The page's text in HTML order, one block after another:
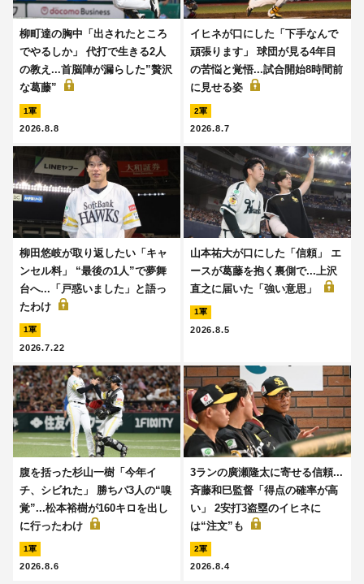
柳町達の胸中「出されたところ
でやるしか」 代打で生きる2人
の教え...首脳陣が漏らした”贅沢
な葛藤”
1軍
2026.8.8
イヒネが口にした「下手なんで
頑張ります」 球団が見る4年目
の苦悩と覚悟...試合開始8時間前
に見せる姿
2軍
2026.8.7
柳田悠岐が取り返したい「キャ
ンセル料」 “最後の1人”で夢舞
台へ...「戸惑いました」と語っ
たわけ
1軍
2026.7.22
山本祐大が口にした「信頼」 エ
ースが葛藤を抱く裏側で...上沢
直之に届いた「強い意思」
1軍
2026.8.5
腹を括った杉山一樹「今年イ
チ、シビれた」 勝ちパ3人の“嗅
覚”...松本裕樹が160キロを出し
に行ったわけ
1軍
2026.8.6
3ランの廣瀬隆太に寄せる信頼...
斉藤和巳監督「得点の確率が高
い」 2安打3盗塁のイヒネに
は“注文”も
2軍
2026.8.4